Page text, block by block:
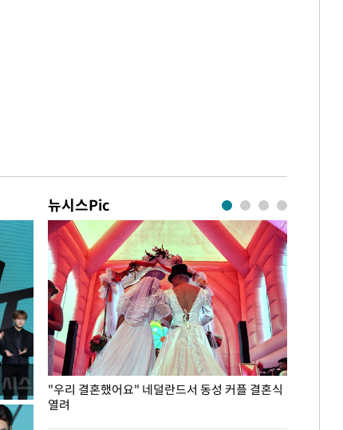
뉴시스Pic
"우리 결혼했어요" 네덜란드서 동성 커플 결혼식
열려